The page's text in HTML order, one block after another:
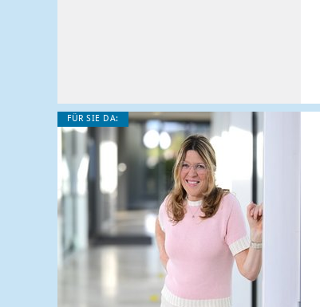
FÜR SIE DA: